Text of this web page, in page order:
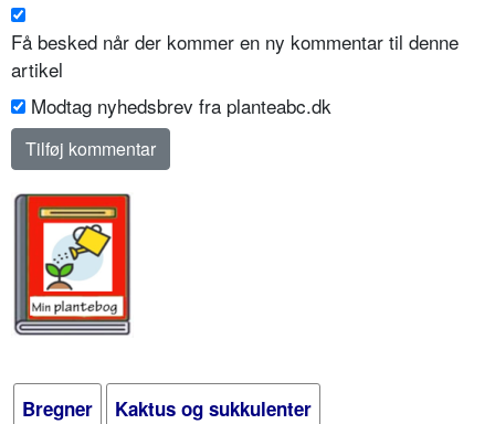
Få besked når der kommer en ny kommentar til denne
artikel
Modtag nyhedsbrev fra planteabc.dk
Bregner
Kaktus og sukkulenter